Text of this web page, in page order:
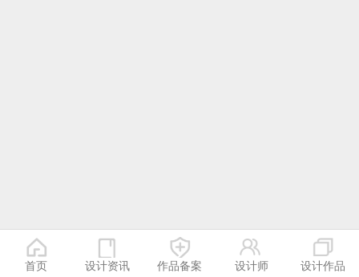
首页 设计资讯 作品备案 设计师 设计作品